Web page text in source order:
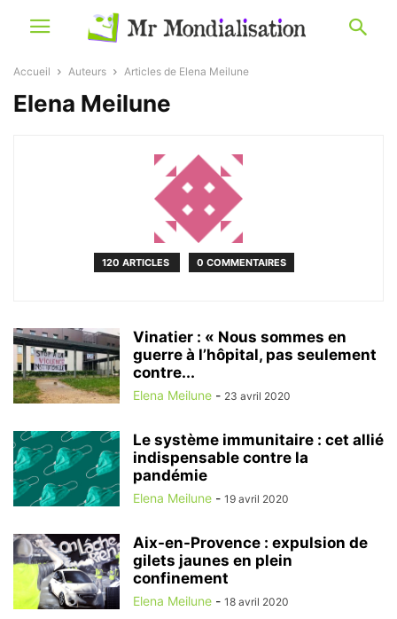
Accueil Auteurs Articles de Elena Meilune
Elena Meilune
120 ARTICLES 0 COMMENTAIRES
Vinatier : « Nous sommes en
guerre à l’hôpital, pas seulement
contre...
Elena Meilune - 23 avril 2020
Le système immunitaire : cet allié
indispensable contre la
pandémie
Elena Meilune - 19 avril 2020
Aix-en-Provence : expulsion de
gilets jaunes en plein
confinement
Elena Meilune - 18 avril 2020